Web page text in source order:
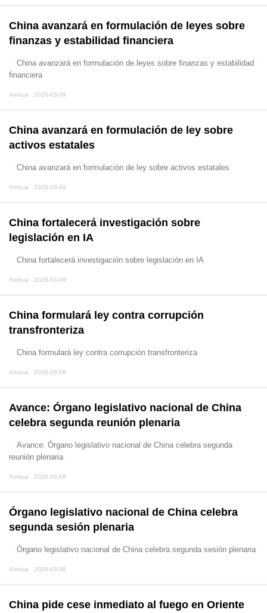
China avanzará en formulación de leyes sobre
finanzas y estabilidad financiera
China avanzará en formulación de leyes sobre finanzas y estabilidad
financiera
Xinhua 2026-03-09
China avanzará en formulación de ley sobre
activos estatales
China avanzará en formulación de ley sobre activos estatales
Xinhua 2026-03-09
China fortalecerá investigación sobre
legislación en IA
China fortalecerá investigación sobre legislación en IA
Xinhua 2026-03-09
China formulará ley contra corrupción
transfronteriza
China formulará ley contra corrupción transfronteriza
Xinhua 2026-03-09
Avance: Órgano legislativo nacional de China
celebra segunda reunión plenaria
Avance: Órgano legislativo nacional de China celebra segunda
reunión plenaria
Xinhua 2026-03-09
Órgano legislativo nacional de China celebra
segunda sesión plenaria
Órgano legislativo nacional de China celebra segunda sesión plenaria
Xinhua 2026-03-09
China pide cese inmediato al fuego en Oriente